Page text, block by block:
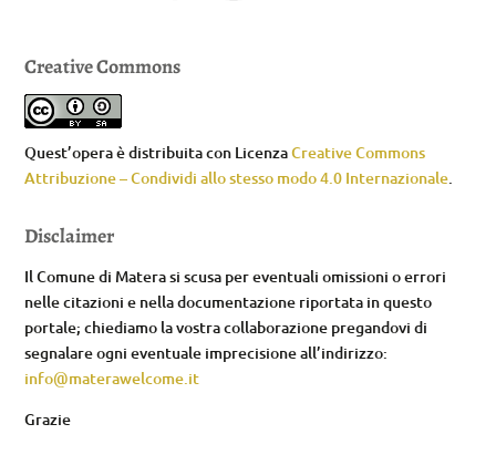
Creative Commons
Quest’opera è distribuita con LicenzaCreative Commons
Attribuzione – Condividi allo stesso modo 4.0 Internazionale.
Disclaimer
Il Comune di Matera si scusa per eventuali omissioni o errori
nelle citazioni e nella documentazione riportata in questo
portale; chiediamo la vostra collaborazione pregandovi di
segnalare ogni eventuale imprecisione all’indirizzo:
info@materawelcome.it
Grazie